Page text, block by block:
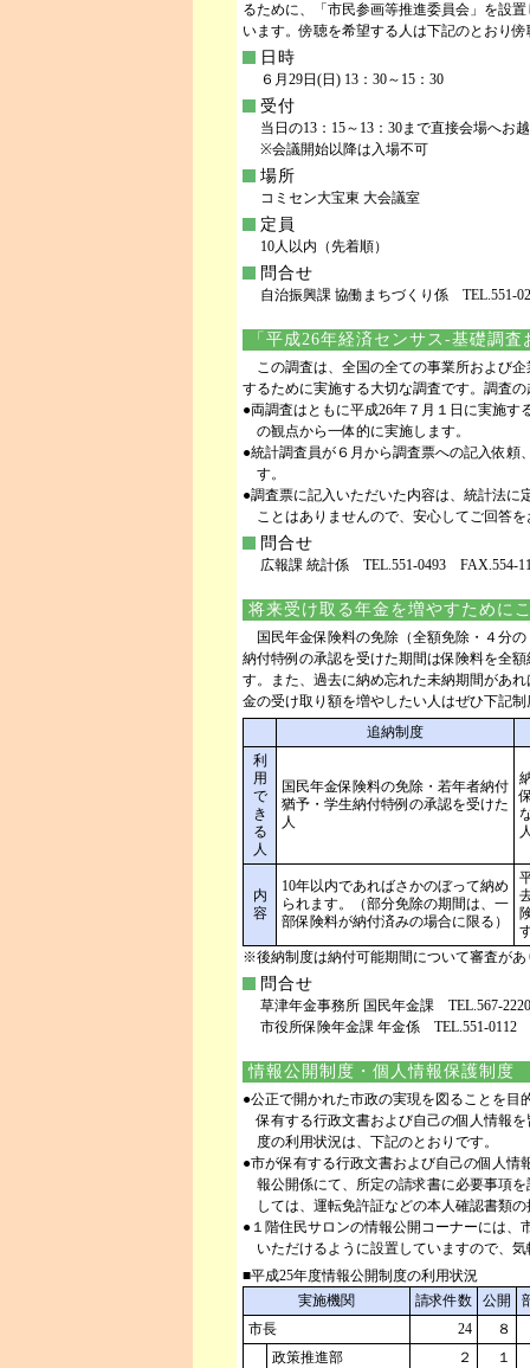
るために、「市民参画等推進委員会」を設
います。傍聴を希望する人は下記のとおり
日時
６月29日(日) 13：30～15：30
受付
当日の13：15～13：30まで直接会場へお
※会議開始以降は入場不可
場所
コミセン大宝東 大会議室
定員
10人以内（先着順）
問合せ
自治振興課 協働まちづくり係 TEL.551-
「平成26年経済センサス-基礎調
この調査は、全国の全ての事業所および
するために実施する大切な調査です。調査
●両調査はともに平成26年７月１日に実施
の観点から一体的に実施します。
●統計調査員が６月から調査票への記入依
す。
●調査票に記入いただいた内容は、統計法
ことはありませんので、安心してご回答
問合せ
広報課 統計係 TEL.551-0493 FAX.554-
将来受け取る年金を増やすために
国民年金保険料の免除（全額免除・４分
納付特例の承認を受けた期間は保険料を全
す。また、過去に納め忘れた未納期間があ
金の受け取り額を増やしたい人はぜひ下記
追納制度
利
用
で
き
る
人
国民年金保険料の免除・若年者納付
猶予・学生納付特例の承認を受けた
人
内
容
10年以内であればさかのぼって納め
られます。（部分免除の期間は、一
部保険料が納付済みの場合に限る）
※後納制度は納付可能期間について審査が
問合せ
草津年金事務所 国民年金課 TEL.567-
市役所保険年金課 年金係 TEL.551-0112
情報公開制度・個人情報保護制度
●公正で開かれた市政の実現を図ることを
保有する行政文書および自己の個人情報
度の利用状況は、下記のとおりです。
●市が保有する行政文書および自己の個人
報公開係にて、所定の請求書に必要事項
しては、運転免許証などの本人確認書類
●１階住民サロンの情報公開コーナーには
いただけるように設置していますので、
■平成25年度情報公開制度の利用状況
実施機関
請求件数 公開
市長
24
８
政策推進部
２ １